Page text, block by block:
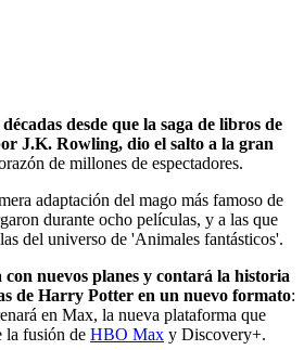
desde que la saga de libros de
J.K. Rowling, dio el salto a la gran
de millones de espectadores.
adaptación del mago más famoso de
durante ocho películas, y a las que
del universo de 'Animales fantásticos'.
con nuevos planes y contará la historia
de Harry Potter en un nuevo formato:
en Max, la nueva plataforma que
la fusión de HBO Max y Discovery+.